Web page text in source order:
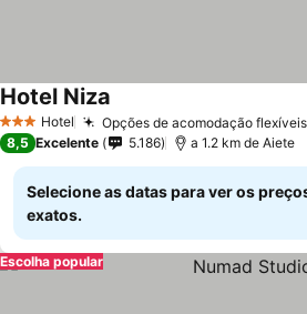
3 EstrelasHotel Opções de acomodação flexíveis
Hotel Niza
8,5 Excelente 5.186 a 1.2 km de Aiete
Selecione as datas para ver os
exatos.
Escolha popular